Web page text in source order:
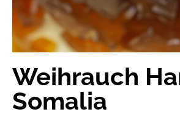
Weihrauch
Somalia